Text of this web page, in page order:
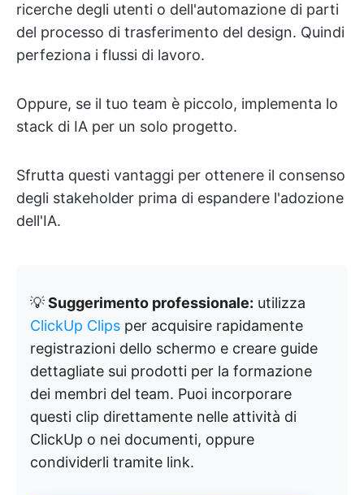
ricerche degli utenti o dell'automazione di parti
del processo di trasferimento del design. Quindi
perfeziona i flussi di lavoro.
Oppure, se il tuo team è piccolo, implementa lo
stack di IA per un solo progetto.
Sfrutta questi vantaggi per ottenere il consenso
degli stakeholder prima di espandere l'adozione
dell'IA.
💡Suggerimento professionale: utilizza
ClickUp Clips per acquisire rapidamente
registrazioni dello schermo e creare guide
dettagliate sui prodotti per la formazione
dei membri del team. Puoi incorporare
questi clip direttamente nelle attività di
ClickUp o nei documenti, oppure
condividerli tramite link.